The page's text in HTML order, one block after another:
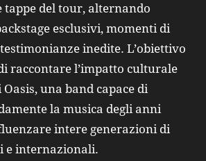
tappe del tour, alternando
esclusivi, momenti di
inedite. L’obiettivo
raccontare l’impatto culturale
una band capace di
la musica degli anni
intere generazioni di
e internazionali.